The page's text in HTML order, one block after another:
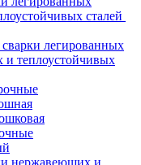
сталей
легированных
и теплоустойчивых
нержавеющих и